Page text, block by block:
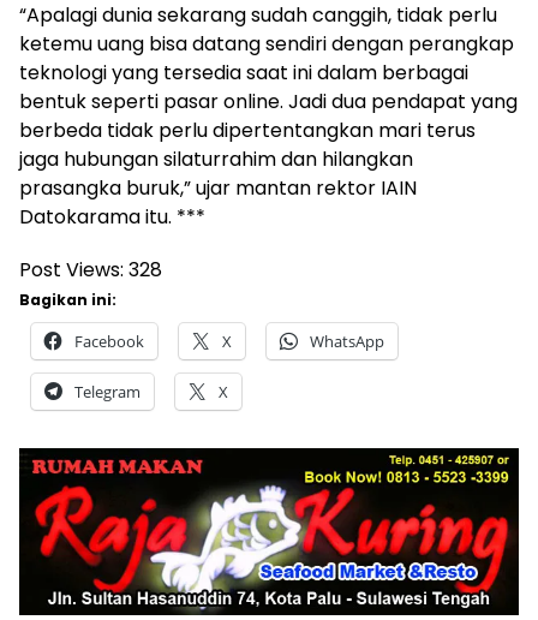
“Apalagi dunia sekarang sudah canggih, tidak perlu
ketemu uang bisa datang sendiri dengan perangkap
teknologi yang tersedia saat ini dalam berbagai
bentuk seperti pasar online. Jadi dua pendapat yang
berbeda tidak perlu dipertentangkan mari terus
jaga hubungan silaturrahim dan hilangkan
prasangka buruk,” ujar mantan rektor IAIN
Datokarama itu. ***
Post Views: 328
Bagikan ini:
Facebook X WhatsApp
Telegram X